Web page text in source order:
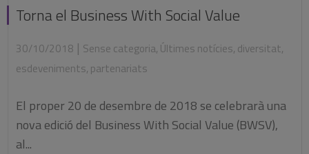
Torna el Business With Social Value
30/10/2018 | Sense categoria, Últimes notícies, diversitat,
esdeveniments, partenariats
El proper 20 de desembre de 2018 se celebrarà una
nova edició del Business With Social Value (BWSV),
al...